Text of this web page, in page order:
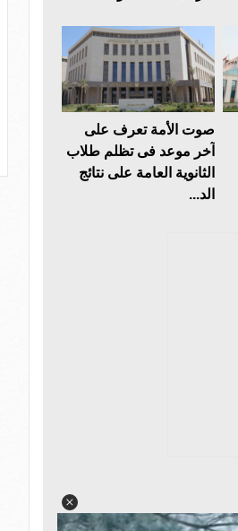
صوت الأمة تعرف على
آخر موعد فى تظلم طلاب
الثانوية العامة على نتائج
الد...